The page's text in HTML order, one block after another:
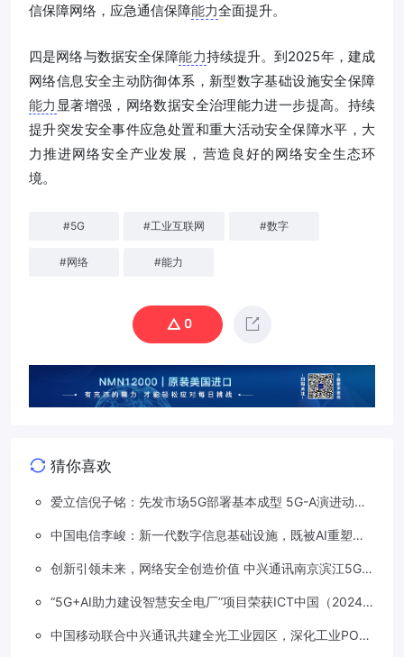
信保障网络，应急通信保障能力全面提升。
四是网络与数据安全保障能力持续提升。到2025年，建成
网络信息安全主动防御体系，新型数字基础设施安全保障
能力 显著增强，网络数据安全治理能力进一步提高。持续
提升突发安全事件应急处置和重大活动安全保障水平，大
力推进网络安全产业发展，营造良好的网络安全生态环
境。
#5G #工业互联网 #数字
#网络 #能力
0
猜你喜欢
爱立信倪子铭：先发市场5G部署基本成型 5G-A演进动能
中国电信李峻：新一代数字信息基础设施，既被AI重塑，
创新引领未来，网络安全创造价值 中兴通讯南京滨江5G工
“5G+AI助力建设智慧安全电厂”项目荣获ICT中国（2024）
中国移动联合中兴通讯共建全光工业园区，深化工业PON